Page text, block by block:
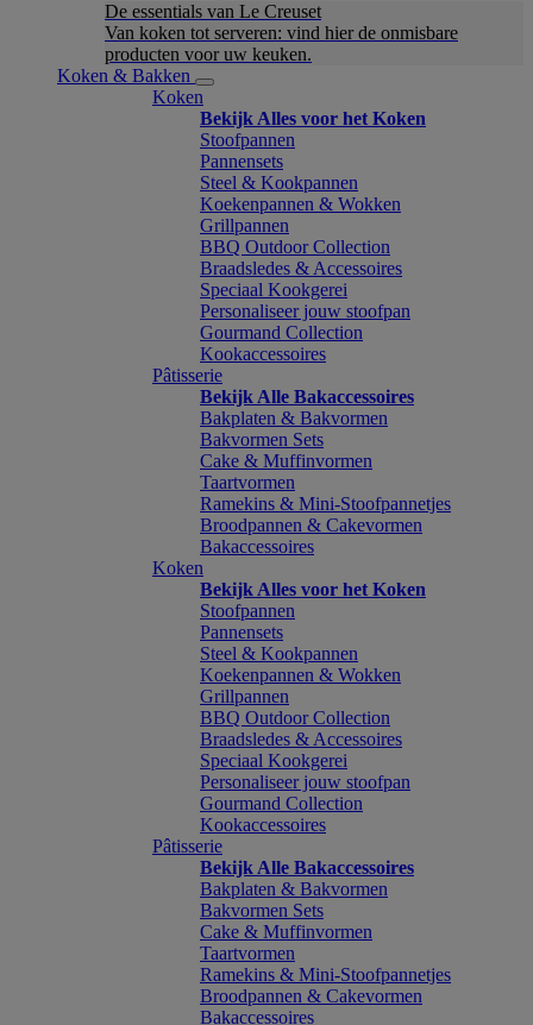
De essentials van Le Creuset
Van koken tot serveren: vind hier de onmisbare
producten voor uw keuken.
Koken & Bakken
Koken
Bekijk Alles voor het Koken
Stoofpannen
Pannensets
Steel & Kookpannen
Koekenpannen & Wokken
Grillpannen
BBQ Outdoor Collection
Braadsledes & Accessoires
Speciaal Kookgerei
Personaliseer jouw stoofpan
Gourmand Collection
Kookaccessoires
Pâtisserie
Bekijk Alle Bakaccessoires
Bakplaten & Bakvormen
Bakvormen Sets
Cake & Muffinvormen
Taartvormen
Ramekins & Mini-Stoofpannetjes
Broodpannen & Cakevormen
Bakaccessoires
Koken
Bekijk Alles voor het Koken
Stoofpannen
Pannensets
Steel & Kookpannen
Koekenpannen & Wokken
Grillpannen
BBQ Outdoor Collection
Braadsledes & Accessoires
Speciaal Kookgerei
Personaliseer jouw stoofpan
Gourmand Collection
Kookaccessoires
Pâtisserie
Bekijk Alle Bakaccessoires
Bakplaten & Bakvormen
Bakvormen Sets
Cake & Muffinvormen
Taartvormen
Ramekins & Mini-Stoofpannetjes
Broodpannen & Cakevormen
Bakaccessoires